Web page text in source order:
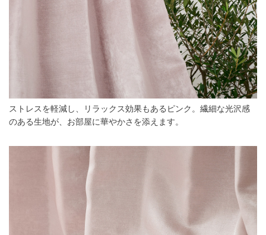
ストレスを軽減し、リラックス効果もあるピンク。繊細な光沢感
のある生地が、お部屋に華やかさを添えます。